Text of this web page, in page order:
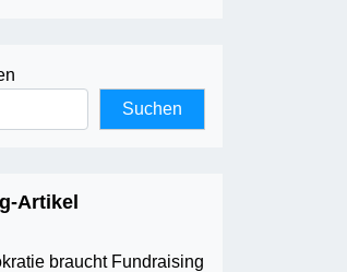
Suchen
Artikel
braucht Fundraising